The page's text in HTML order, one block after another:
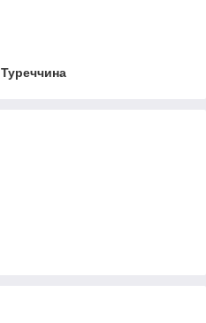
Туреччина